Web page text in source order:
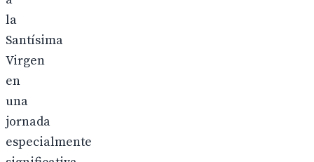
la
Santísima
Virgen
en
una
jornada
especialmente